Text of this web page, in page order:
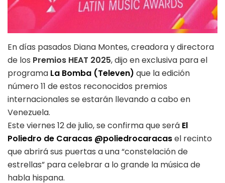
En días pasados Diana Montes, creadora y directora
de los Premios HEAT 2025, dijo en exclusiva para el
programa La Bomba (Televen) que la edición
número 11 de estos reconocidos premios
internacionales se estarán llevando a cabo en
Venezuela.
Este viernes 12 de julio, se confirma que será El
Poliedro de Caracas @poliedrocaracasel recinto
que abrirá sus puertas a una “constelación de
estrellas” para celebrar a lo grande la música de
habla hispana.